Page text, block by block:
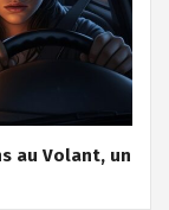
au Volant, un